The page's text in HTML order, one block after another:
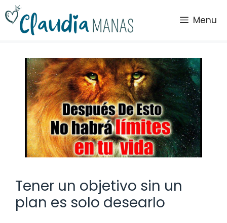
Saltar
al
contenido
Menu
Tener un objetivo sin un
plan es solo desearlo